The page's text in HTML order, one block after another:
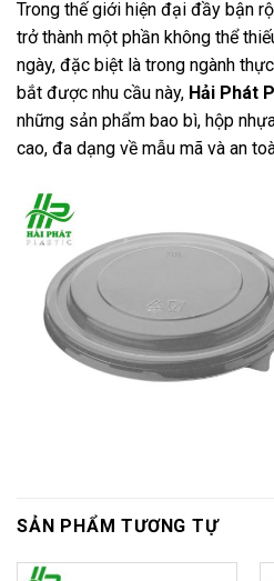
Trong thế giới hiện đại đầy bận
trở thành một phần không thể
ngày, đặc biệt là trong ngành
bắt được nhu cầu này, Hải Phát
những sản phẩm bao bì, hộp
cao, đa dạng về mẫu mã và an
SẢN PHẨM TƯƠNG TỰ